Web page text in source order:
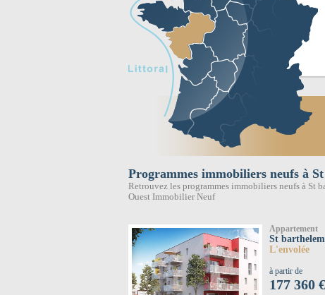
Programmes immobiliers neufs à
Retrouvez les programmes immobiliers neufs à St
Ouest Immobilier Neuf
Appartement
St
L'envolée
à partir de
177 360 €